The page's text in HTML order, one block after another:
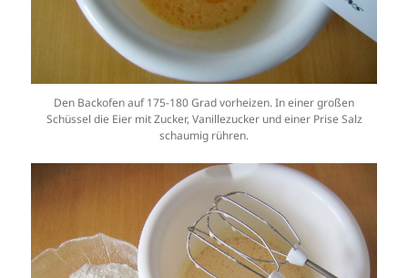
Den Backofen auf 175-180 Grad vorheizen. In einer großen
Schüssel die Eier mit Zucker, Vanillezucker und einer Prise Salz
schaumig rühren.